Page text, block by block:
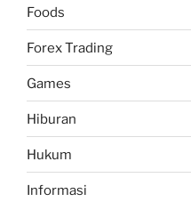
Foods
Forex Trading
Games
Hiburan
Hukum
Informasi